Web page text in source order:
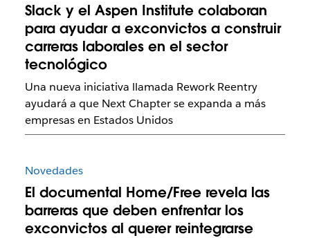
Slack y el Aspen Institute colaboran
para ayudar a exconvictos a construir
carreras laborales en el sector
tecnológico
Una nueva iniciativa llamada Rework Reentry
ayudará a que Next Chapter se expanda a más
empresas en Estados Unidos
Novedades
El documental Home/Free revela las
barreras que deben enfrentar los
exconvictos al querer reintegrarse